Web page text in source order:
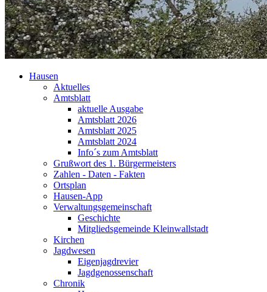
Hausen
Aktuelles
Amtsblatt
aktuelle Ausgabe
Amtsblatt 2026
Amtsblatt 2025
Amtsblatt 2024
Info´s zum Amtsblatt
Grußwort des 1. Bürgermeisters
Zahlen - Daten - Fakten
Ortsplan
Hausen-App
Verwaltungsgemeinschaft
Geschichte
Mitgliedsgemeinde Kleinwallstadt
Kirchen
Jagdwesen
Eigenjagdrevier
Jagdgenossenschaft
Chronik